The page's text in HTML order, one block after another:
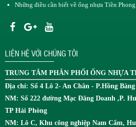
Những điều cần biết về ống nhựa Tiền Phong
LIÊN HỆ VỚI CHÚNG TÔI
TRUNG TÂM PHÂN PHỐI ỐNG NHỰA
Địa chỉ: Số 4 Lô 2- An Chân - P.Hồng
NM: Số 222 đường Mạc Đăng Doanh ,P.
TP Hải Phòng
NM: Lô C, Khu công nghiệp Nam Cấm,